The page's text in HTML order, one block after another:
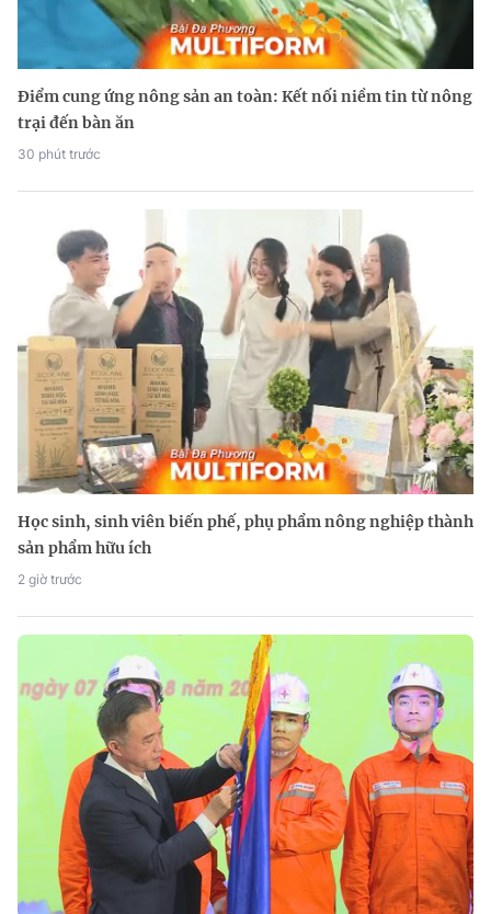
Điểm cung ứng nông sản an toàn: Kết nối niềm tin từ nông
trại đến bàn ăn
30 phút trước
Học sinh, sinh viên biến phế, phụ phẩm nông nghiệp thành
sản phẩm hữu ích
2 giờ trước